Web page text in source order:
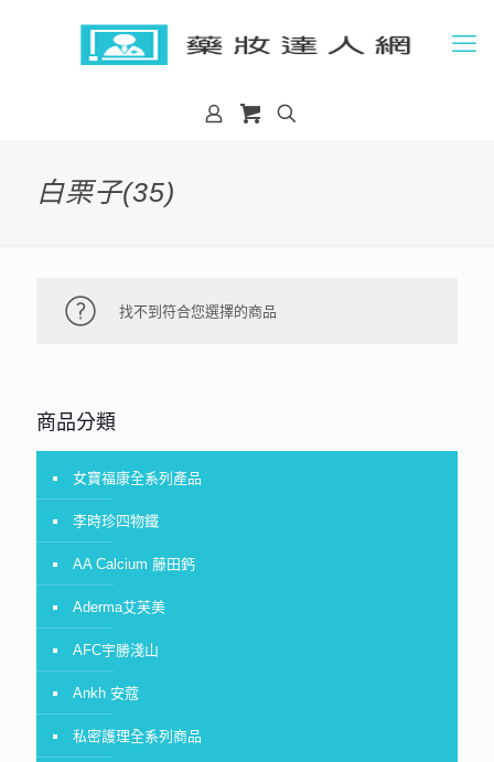
白栗子(35)
找不到符合您選擇的商品
商品分類
女寶福康全系列產品
李時珍四物鐵
AA Calcium 藤田鈣
Aderma艾芙美
AFC宇勝淺山
Ankh 安蔻
私密護理全系列商品